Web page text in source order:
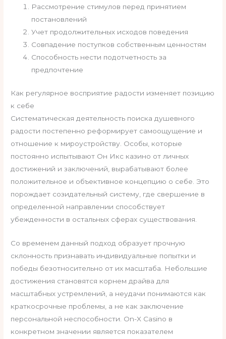
Рассмотрение стимулов перед принятием
постановлений
Учет продолжительных исходов поведения
Совпадение поступков собственным ценностям
Способность нести подотчетность за
предпочтение
Как регулярное восприятие радости изменяет позицию
к себе
Систематическая деятельность поиска душевного
радости постепенно реформирует самоощущение и
отношение к мироустройству. Особы, которые
постоянно испытывают Он Икс казино от личных
достижений и заключений, вырабатывают более
положительное и объективное концепцию о себе. Это
порождает созидательный систему, где свершение в
определенной направлении способствует
убежденности в остальных сферах существования.
Со временем данный подход образует прочную
склонность признавать индивидуальные попытки и
победы безотносительно от их масштаба. Небольшие
достижения становятся корнем драйва для
масштабных устремлений, а неудачи понимаются как
краткосрочные проблемы, а не как заключение
персональной неспособности. On-X Casino в
конкретном значении является показателем